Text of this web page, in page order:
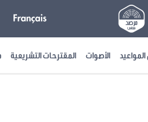
الأصوات المقترحات التشريعية